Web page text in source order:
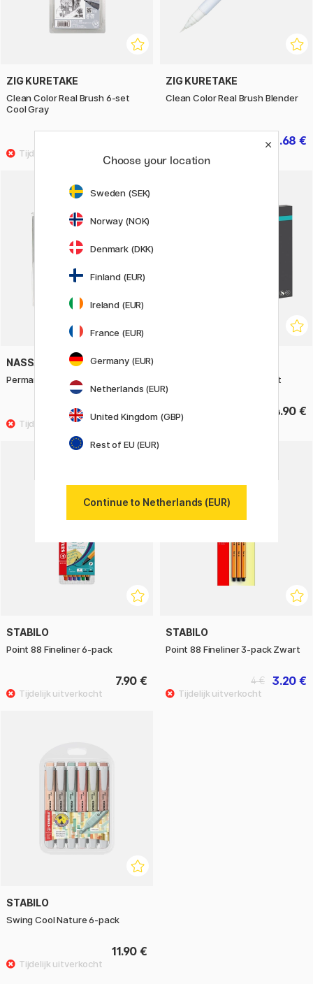
ZIG KURETAKE
Clean Color Real Brush 6-set
Cool Gray
ZIG KURETAKE
Clean Color Real Brush Blender
3.68 €
NASSAU FINE ART
Permanent markers 30-pack
12.50 €
Acrylmarkers 20-delige set
34.90 €
STABILO
Point 88 Fineliner 6-pack
7.90 €
STABILO
Point 88 Fineliner 3-pack Zwart
3.20 €
4 €
STABILO
Swing Cool Nature 6-pack
11.90 €
Choose your location
Sweden (SEK)
Norway (NOK)
Denmark (DKK)
Finland (EUR)
Ireland (EUR)
France (EUR)
Germany (EUR)
Netherlands (EUR)
United Kingdom (GBP)
Rest of EU (EUR)
Continue to Netherlands (EUR)